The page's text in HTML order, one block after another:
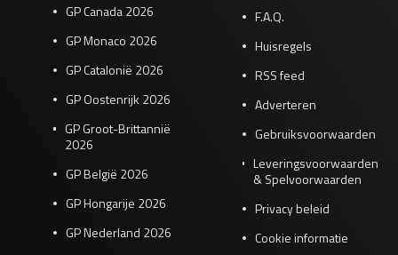
GP Canada 2026
GP Monaco 2026
GP Catalonië 2026
GP Oostenrijk 2026
GP Groot-Brittannië
2026
GP België 2026
GP Hongarije 2026
GP Nederland 2026
F.A.Q.
Huisregels
RSS feed
Adverteren
Gebruiksvoorwaarden
Leveringsvoorwaarden
& Spelvoorwaarden
Privacy beleid
Cookie informatie